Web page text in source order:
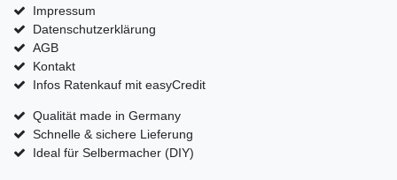
Impressum
Datenschutzerklärung
AGB
Kontakt
Infos Ratenkauf mit easyCredit
Qualität made in Germany
Schnelle & sichere Lieferung
Ideal für Selbermacher (DIY)